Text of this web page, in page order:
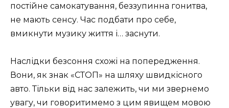
постійне самокатування, беззупинна гонитва,
не мають сенсу. Час подбати про себе,
вмикнути музику життя і… заснути.
Наслідки безсоння схожі на попередження.
Вони, як знак «СТОП» на шляху швидкісного
авто. Тільки від нас залежить, чи ми звернемо
увагу, чи говоритимемо з цим явищем мовою